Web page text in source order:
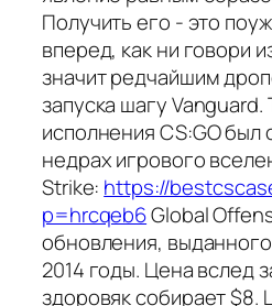
Получить его - это
вперед, как ни говори
значит редчайшим
запуска шагу Vanguard.
исполнения CS:GO был
недрах игрового
Strike: https://
p=hrcqeb6Global
обновления,
2014 годы. Цена вслед
здоровяк собирает $8.